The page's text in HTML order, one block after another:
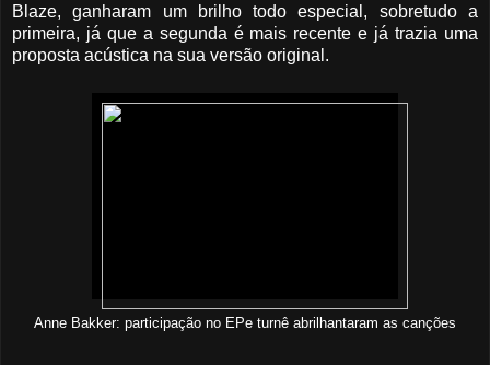
Blaze, ganharam um brilho todo especial, sobretudo a
primeira, já que a segunda é mais recente e já trazia uma
proposta acústica na sua versão original.
Anne Bakker: participação no EPe turnê abrilhantaram as canções